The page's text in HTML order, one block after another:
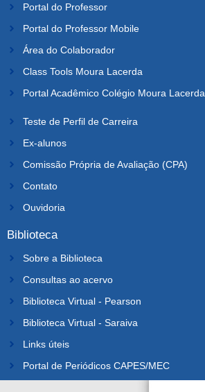
Portal do Professor
Portal do Professor Mobile
Área do Colaborador
Class Tools Moura Lacerda
Portal Acadêmico Colégio Moura Lacerda
Teste de Perfil de Carreira
Ex-alunos
Comissão Própria de Avaliação (CPA)
Contato
Ouvidoria
Biblioteca
Sobre a Biblioteca
Consultas ao acervo
Biblioteca Virtual - Pearson
Biblioteca Virtual - Saraiva
Links úteis
Portal de Periódicos CAPES/MEC